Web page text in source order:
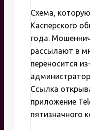
Схема,
Касперского
года.
рассылают в
переносится
Ссылка
приложение
пятизначного